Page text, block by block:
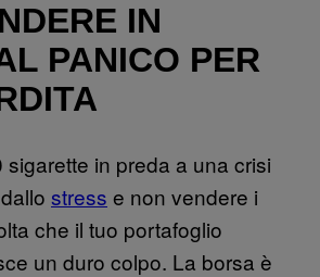
IN
PANICO PER
sigarette in preda a una crisi
stress e non vendere i
che il tuo portafoglio
un duro colpo. La borsa è